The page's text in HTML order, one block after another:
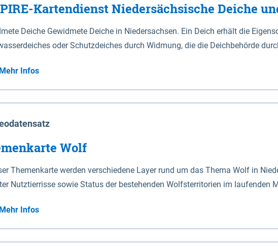
Kartendienst Niedersächsische Deiche
Deiche Gewidmete Deiche in Niedersachsen. Ein Deich erhält die
oder Schutzdeiches durch Widmung, die die Deichbehörde
Deiche gelten die Bestimmungen des Niedersächsischen
Sperrwerke Sperrwerke sind Bauwerke mit Sperrvorrichtungen in Tidegewässern, die dem
eines Gebietes vor erhöhten Tiden, vor allem vor Sturmfluten, zu dienen
Art erhält die Eigenschaft eines Sperrwerkes durch Widmung, die
Mehr Infos
Wolf
Themenkarte werden verschiedene Layer rund um das Thema Wolf in
Nutztierrisse sowie Status der bestehenden Wolfsterritorien im laufenden
Mehr Infos